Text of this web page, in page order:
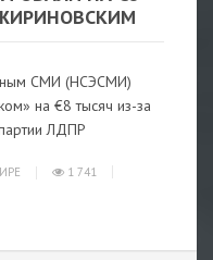
СМИ (НСЭСМИ)
на €8 тысяч из-за
ЛДПР
1 741